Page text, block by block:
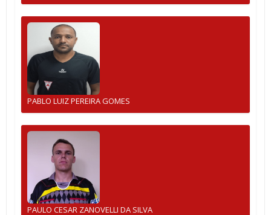
PABLO LUIZ PEREIRA GOMES
PAULO CESAR ZANOVELLI DA SILVA